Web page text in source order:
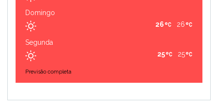
Domingo
26
26
Segunda
25
25
Previsão completa